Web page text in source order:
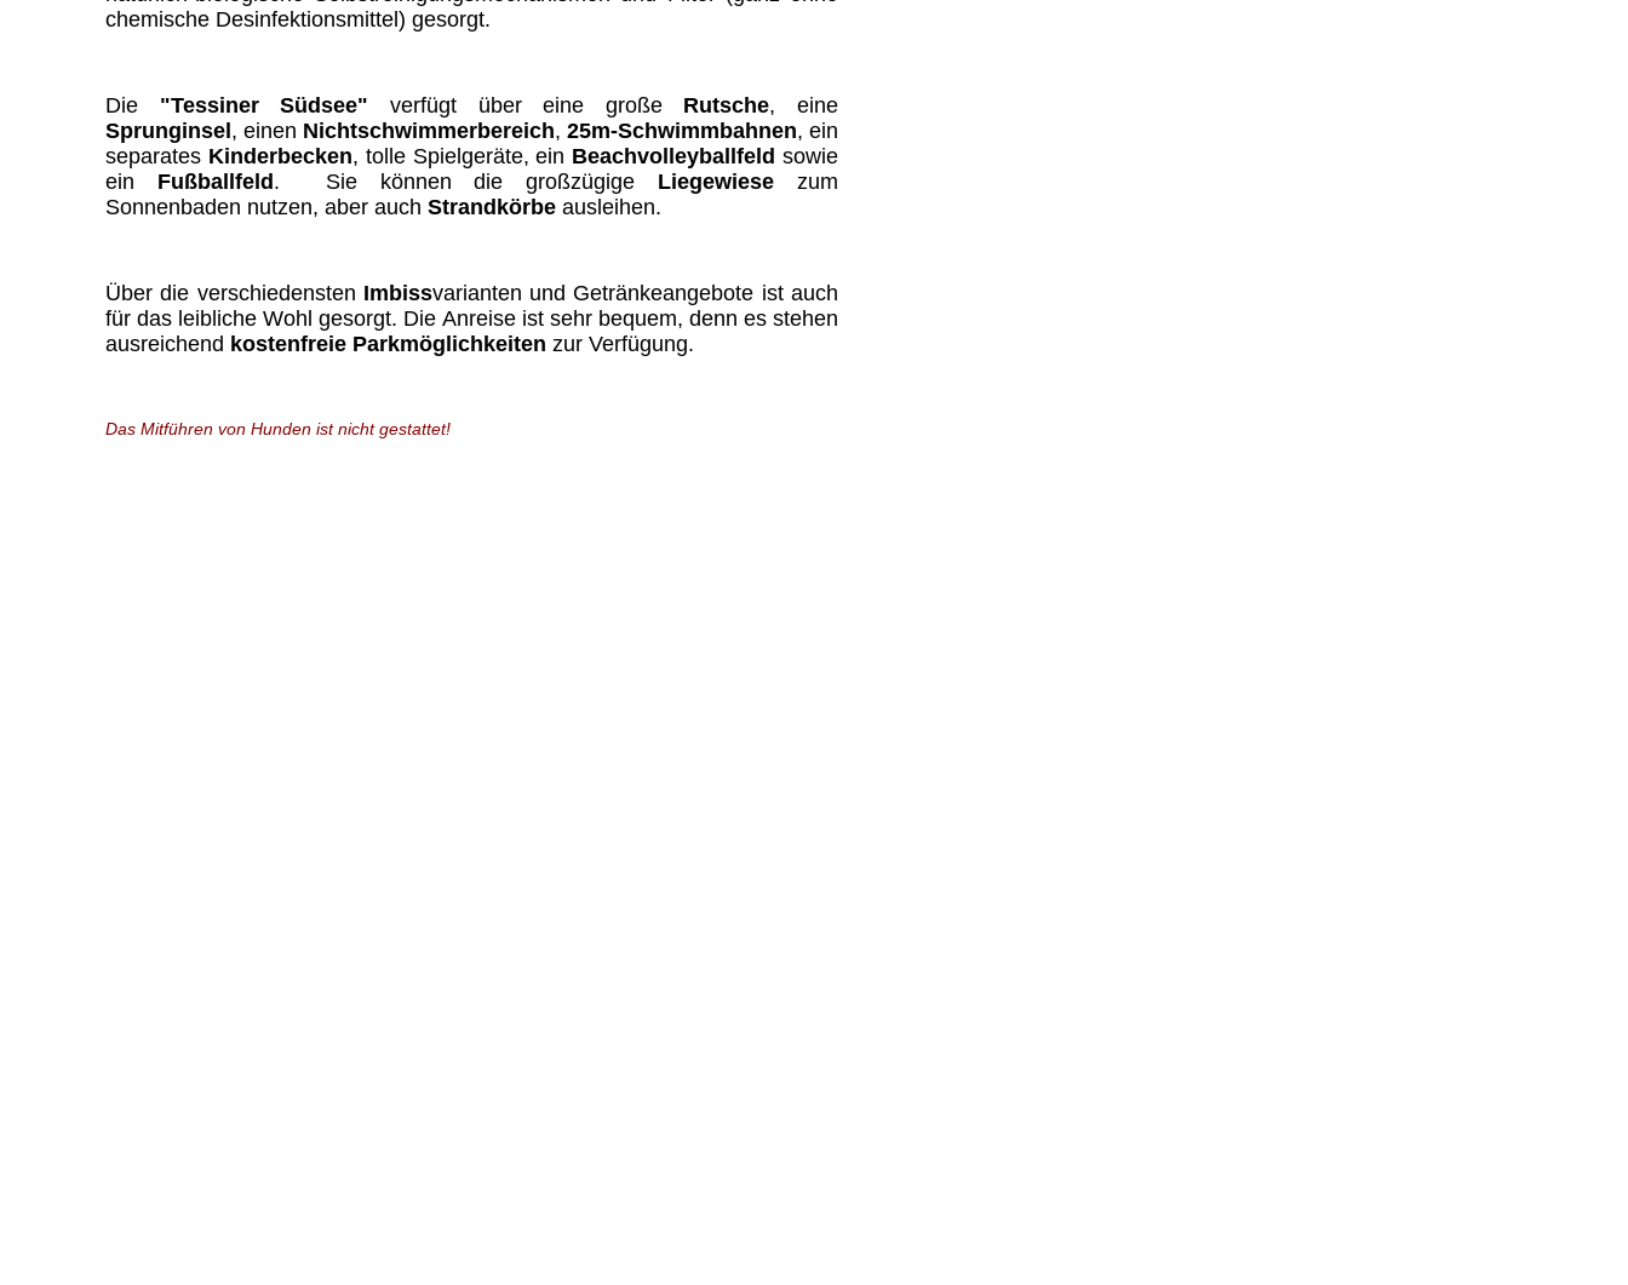
chemische Desinfektionsmittel) gesorgt.
Die "Tessiner Südsee" verfügt über eine große Rutsche, eine
Sprunginsel , einen Nichtschwimmerbereich, 25m-Schwimmbahnen, ein
separates Kinderbecken, tolle Spielgeräte, ein Beachvolleyballfeld sowie
ein Fußballfeld . Sie können die großzügige Liegewiese zum
Sonnenbaden nutzen, aber auch Strandkörbe ausleihen.
Über die verschiedensten Imbissvarianten und Getränkeangebote ist auch
für das leibliche Wohl gesorgt. Die Anreise ist sehr bequem, denn es stehen
ausreichend kostenfreie Parkmöglichkeiten zur Verfügung.
Das Mitführen von Hunden ist nicht gestattet!